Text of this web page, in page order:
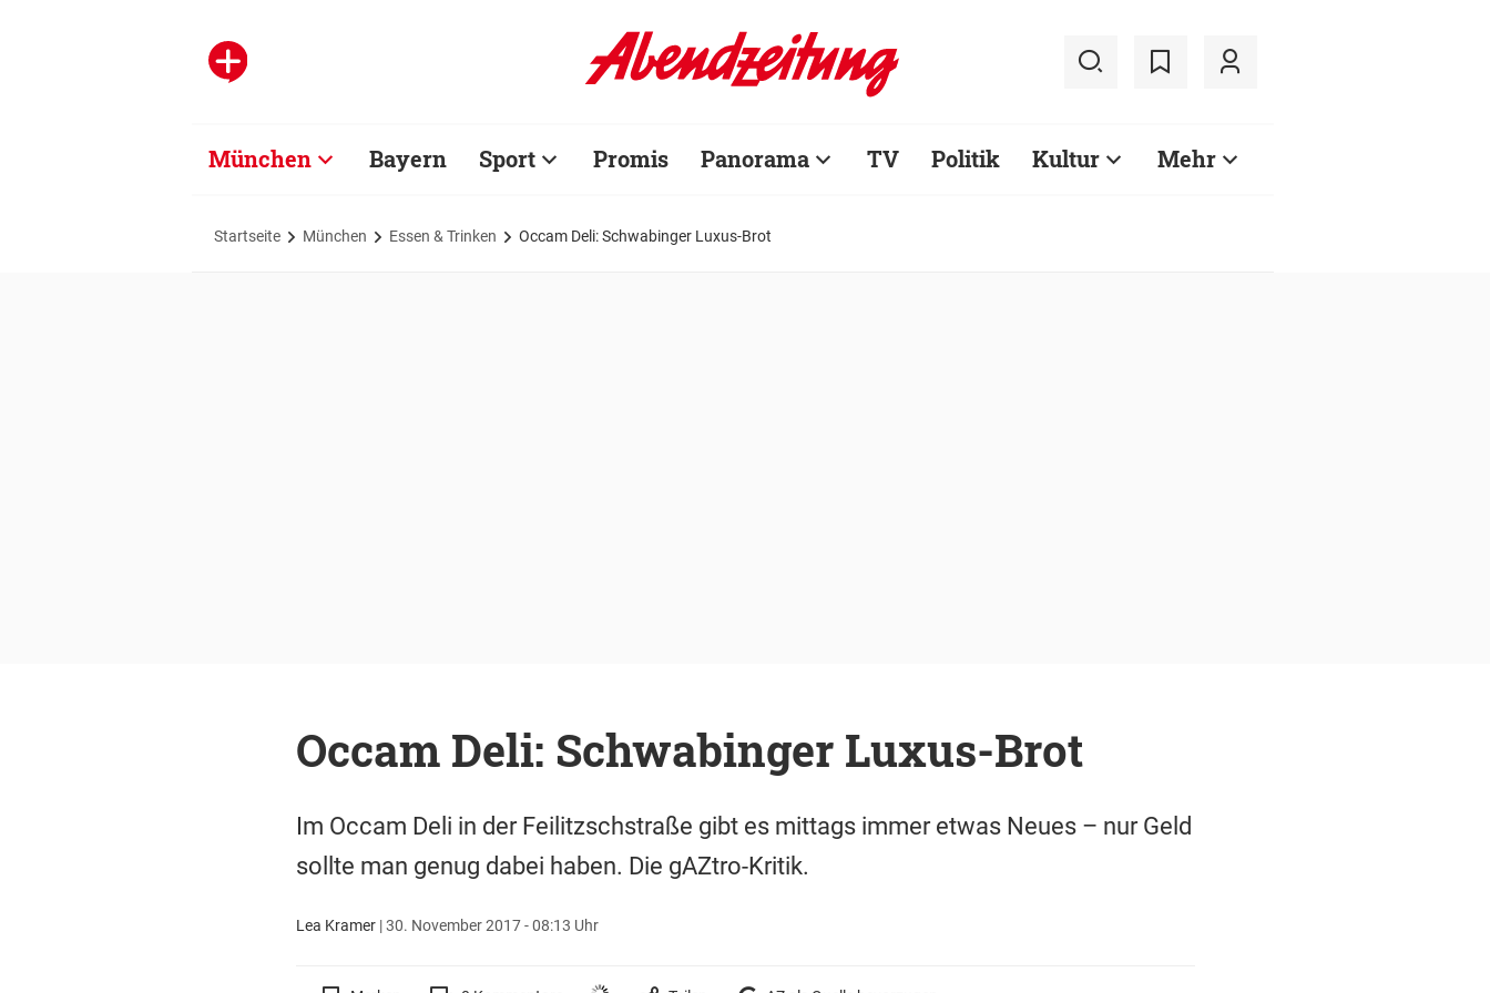
München Bayern Sport Promis Panorama TV Politik Kultur Mehr
Startseite München Essen & Trinken Occam Deli: Schwabinger Luxus-Brot
Occam Deli: Schwabinger Luxus-Brot
Im Occam Deli in der Feilitzschstraße gibt es mittags immer etwas Neues – nur Geld
sollte man genug dabei haben. Die gAZtro-Kritik.
Lea Kramer|30. November 2017 - 08:13 Uhr